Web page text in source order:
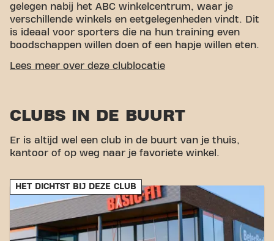
gelegen nabij het ABC winkelcentrum, waar je
verschillende winkels en eetgelegenheden vindt. Dit
is ideaal voor sporters die na hun training even
boodschappen willen doen of een hapje willen eten.
GEMAKKELIJKE BEREIKBAARHEID
Auto:Er is geen specifieke parkeergarage, maar
Bus:De dichtstbijzijnde bushalte is Centrum
Veendam.
vervoersverbindingen is het bereiken van je
fitnessdoelen nog nooit zo makkelijk geweest. Kom
naar Basic-Fit Veendam Veenlustpassage in
Veendam en maak deel uit van onze
fitnessgemeenschap.
Lees meer over deze clublocatie
CLUBS IN DE BUURT
Er is altijd wel een club in de buurt van je thuis,
kantoor of op weg naar je favoriete winkel.
HET DICHTST BIJ DEZE CLUB